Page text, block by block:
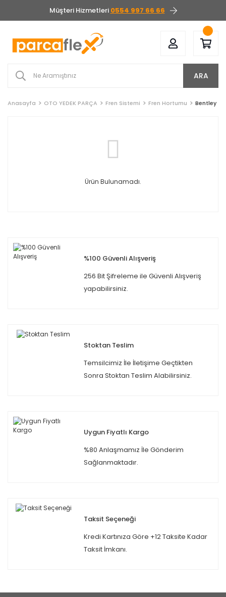
Müşteri Hizmetleri 0554 997 66 66
ARA
Anasayfa OTO YEDEK PARÇA Fren Sistemi Fren Hortumu Bentley
Ürün Bulunamadı.
%100 Güvenli Alışveriş
256 Bit Şifreleme ile Güvenli Alışveriş
yapabilirsiniz.
Stoktan Teslim
Temsilcimiz İle İletişime Geçtikten
Sonra Stoktan Teslim Alabilirsiniz.
Uygun Fiyatlı Kargo
%80 Anlaşmamız İle Gönderim
Sağlanmaktadır.
Taksit Seçeneği
Kredi Kartınıza Göre +12 Taksite Kadar
Taksit İmkanı.